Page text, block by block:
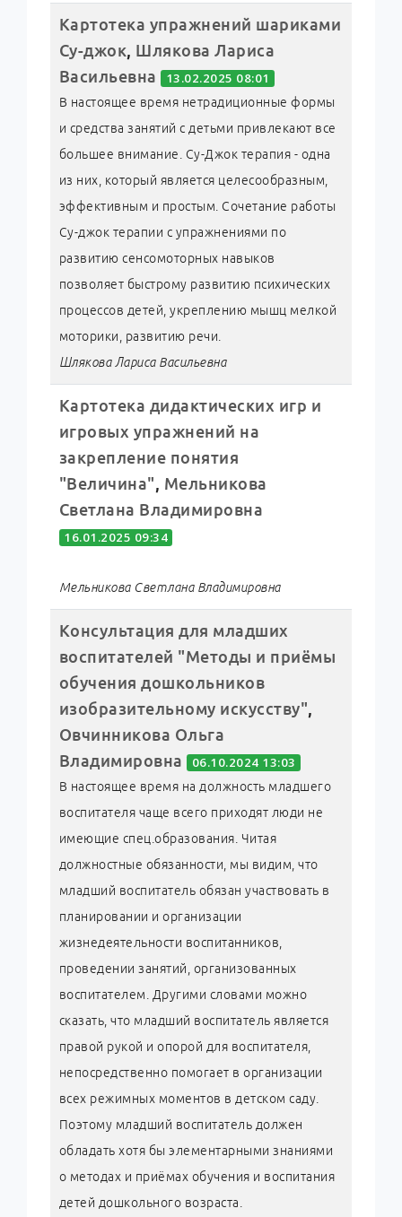
Картотека упражнений шариками
Су-джок, Шлякова Лариса
Васильевна
13.02.2025 08:01
В настоящее время нетрадиционные формы
и средства занятий с детьми привлекают все
большее внимание. Су-Джок терапия - одна
из них, который является целесообразным,
эффективным и простым. Сочетание работы
Су-джок терапии с упражнениями по
развитию сенсомоторных навыков
позволяет быстрому развитию психических
процессов детей, укреплению мышц мелкой
моторики, развитию речи.
Шлякова Лариса Васильевна
Картотека дидактических игр и
игровых упражнений на
закрепление понятия
"Величина", Мельникова
Светлана Владимировна
16.01.2025 09:34
Мельникова Светлана Владимировна
Консультация для младших
воспитателей "Методы и приёмы
обучения дошкольников
изобразительному искусству",
Овчинникова Ольга
Владимировна
06.10.2024 13:03
В настоящее время на должность младшего
воспитателя чаще всего приходят люди не
имеющие спец.образования. Читая
должностные обязанности, мы видим, что
младший воспитатель обязан участвовать в
планировании и организации
жизнедеятельности воспитанников,
проведении занятий, организованных
воспитателем. Другими словами можно
сказать, что младший воспитатель является
правой рукой и опорой для воспитателя,
непосредственно помогает в организации
всех режимных моментов в детском саду.
Поэтому младший воспитатель должен
обладать хотя бы элементарными знаниями
о методах и приёмах обучения и воспитания
детей дошкольного возраста.